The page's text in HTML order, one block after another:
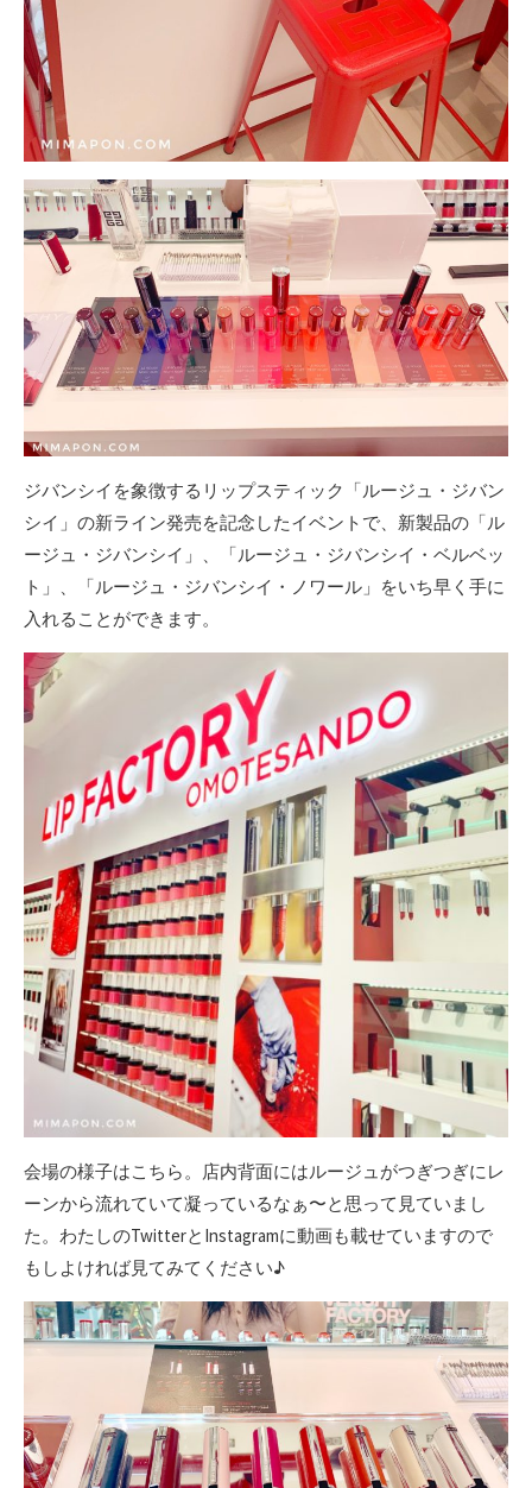
ジバンシイを象徴するリップスティック「ルージュ・ジバン
シイ」の新ライン発売を記念したイベントで、新製品の「ル
ージュ・ジバンシイ」、「ルージュ・ジバンシイ・ベルベッ
ト」、「ルージュ・ジバンシイ・ノワール」をいち早く手に
入れることができます。
会場の様子はこちら。店内背面にはルージュがつぎつぎにレ
ーンから流れていて凝っているなぁ〜と思って見ていまし
た。わたしのTwitterとInstagramに動画も載せていますので
もしよければ見てみてください♪